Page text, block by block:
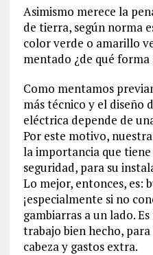
Asimismo merece la
de tierra, según norma
color verde o amarillo
mentado ¿de qué forma
Como mentamos
más técnico y el diseño
eléctrica depende de
Por este motivo,
la importancia que
seguridad, para su
Lo mejor, entonces, es:
¡especialmente si no
gambiarras a un lado.
trabajo bien hecho,
cabeza y gastos extra.